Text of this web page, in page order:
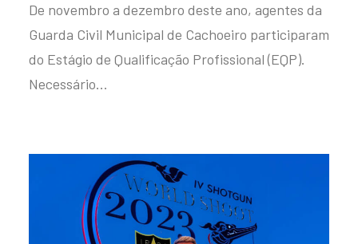
De novembro a dezembro deste ano, agentes da
Guarda Civil Municipal de Cachoeiro participaram
do Estágio de Qualificação Profissional (EQP).
Necessário…